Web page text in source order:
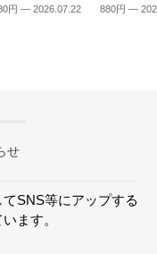
円 — 2026.07.22 880円 —
せ
SNS等にアップする
ます。